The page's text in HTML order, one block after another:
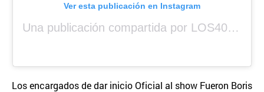
Ver esta publicación en Instagram
Una publicación compartida por LOS40 Panamá (@los40panama)
Los encargados de dar inicio Oficial al show Fueron Boris